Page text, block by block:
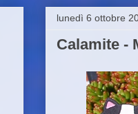
lunedì 6 ottobre
Calamite -